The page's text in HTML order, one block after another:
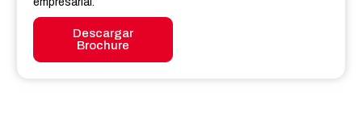
Descargar
Brochure